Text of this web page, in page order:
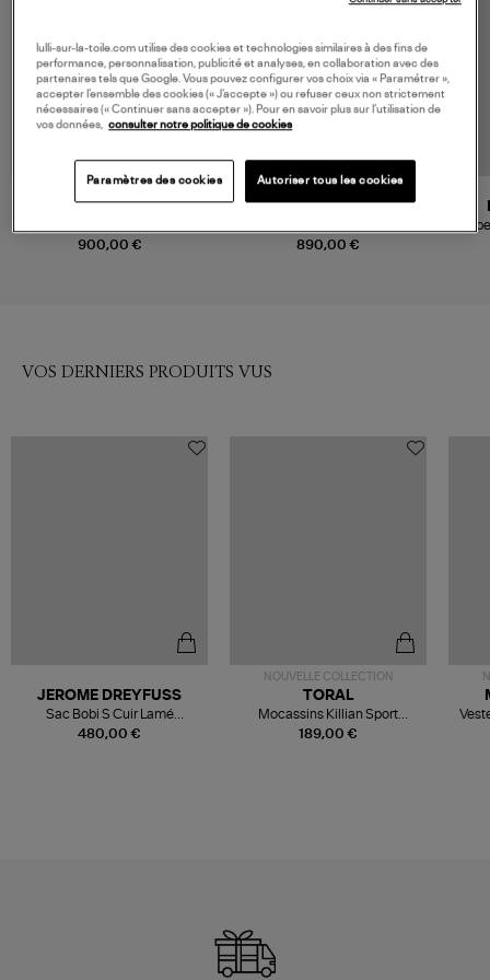
900,00 €
CECILIE BAHNSEN
Drawstring Waist Black
890,00 €
MOLLI
Profond
VOS DERNIERS PRODUITS VUS
480,00 €
JEROME DREYFUSS
Sac Bobi S Cuir Lamé
Champagne
NOUVELLE COLLECTION
189,00 €
TORAL
Mocassins Killian Sport
Mousse
lulli-sur-la-toile.com utilise des cookies et technologies similaires à des fins de
performance, personnalisation, publicité et analyses, en collaboration avec des
partenaires tels que Google. Vous pouvez configurer vos choix via « Paramétrer »,
accepter l’ensemble des cookies (« J’accepte ») ou refuser ceux non strictement
nécessaires (« Continuer sans accepter »). Pour en savoir plus sur l’utilisation de
vos données,
consulter notre politique de cookies
Paramètres des cookies Autoriser tous les cookies